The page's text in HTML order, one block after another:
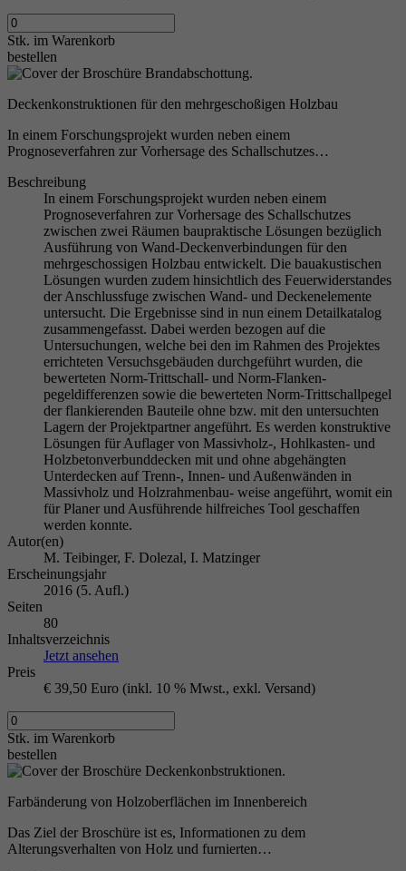
Stk. im Warenkorb
bestellen
Deckenkonstruktionen für den mehrgeschoßigen Holzbau
In einem Forschungsprojekt wurden neben einem
Prognoseverfahren zur Vorhersage des Schallschutzes…
Beschreibung
In einem Forschungsprojekt wurden neben einem
Prognoseverfahren zur Vorhersage des Schallschutzes
zwischen zwei Räumen baupraktische Lösungen bezüglich
Ausführung von Wand-Deckenverbindungen für den
mehrgeschossigen Holzbau entwickelt. Die bauakustischen
Lösungen wurden zudem hinsichtlich des Feuerwiderstandes
der Anschlussfuge zwischen Wand- und Deckenelemente
untersucht. Die Ergebnisse sind in nun einem Detailkatalog
zusammengefasst. Dabei werden bezogen auf die
Untersuchungen, welche bei den im Rahmen des Projektes
errichteten Versuchsgebäuden durchgeführt wurden, die
bewerteten Norm-Trittschall- und Norm-Flanken-
pegeldifferenzen sowie die bewerteten Norm-Trittschallpegel
der flankierenden Bauteile ohne bzw. mit den untersuchten
Lagern der Projektpartner angeführt. Es werden konstruktive
Lösungen für Auflager von Massivholz-, Hohlkasten- und
Holzbetonverbunddecken mit und ohne abgehängten
Unterdecken auf Trenn-, Innen- und Außenwänden in
Massivholz und Holzrahmenbau- weise angeführt, womit ein
für Planer und Ausführende hilfreiches Tool geschaffen
werden konnte.
Autor(en)
M. Teibinger, F. Dolezal, I. Matzinger
Erscheinungsjahr
2016 (5. Aufl.)
Seiten
80
Inhaltsverzeichnis
Jetzt ansehen
Preis
€ 39,50 Euro (inkl. 10 % Mwst., exkl. Versand)
Stk. im Warenkorb
bestellen
Farbänderung von Holzoberflächen im Innenbereich
Das Ziel der Broschüre ist es, Informationen zu dem
Alterungsverhalten von Holz und furnierten…